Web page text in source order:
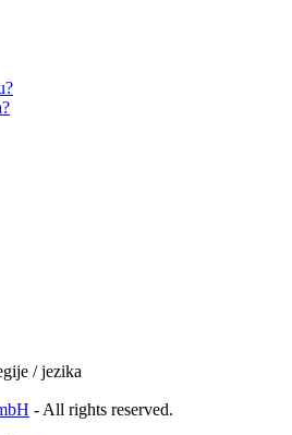
/ jezika
- All rights reserved.